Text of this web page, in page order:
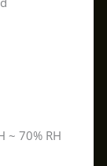
~ 70% RH